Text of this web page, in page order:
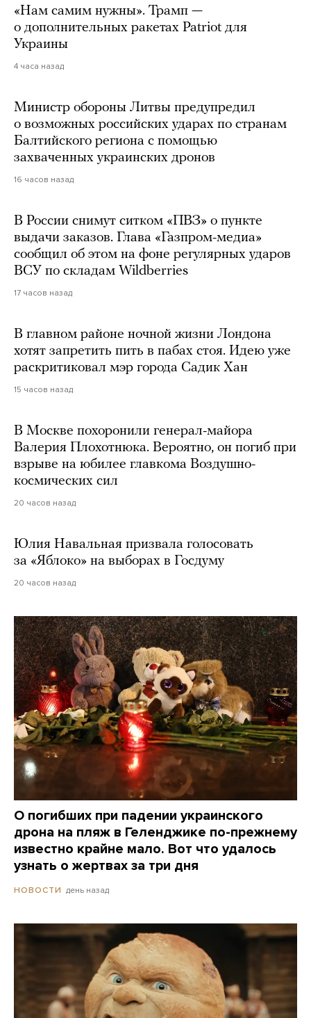
«Нам самим нужны». Трамп —
о дополнительных ракетах Patriot для
Украины
4 часа назад
Министр обороны Литвы предупредил
о возможных российских ударах по странам
Балтийского региона с помощью
захваченных украинских дронов
16 часов назад
В России снимут ситком «ПВЗ» о пункте
выдачи заказов. Глава «Газпром-медиа»
сообщил об этом на фоне регулярных ударов
ВСУ по складам Wildberries
17 часов назад
В главном районе ночной жизни Лондона
хотят запретить пить в пабах стоя. Идею уже
раскритиковал мэр города Садик Хан
15 часов назад
В Москве похоронили генерал-майора
Валерия Плохотнюка. Вероятно, он погиб при
взрыве на юбилее главкома Воздушно-
космических сил
20 часов назад
Юлия Навальная призвала голосовать
за «Яблоко» на выборах в Госдуму
20 часов назад
О погибших при падении украинского
дрона на пляж в Геленджике по-прежнему
известно крайне мало. Вот что удалось
узнать о жертвах за три дня
НОВОСТИ день назад